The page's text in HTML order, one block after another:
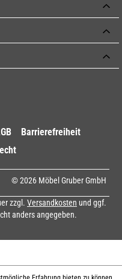
Barrierefreiheit
© 2026 Möbel Gruber GmbH
zzgl. Versandkosten und ggf.
anders angegeben.